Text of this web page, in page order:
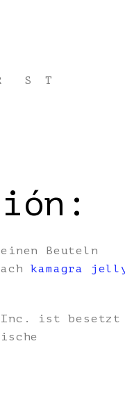
S
T
Beuteln
kamagra
Inc. ist besetzt